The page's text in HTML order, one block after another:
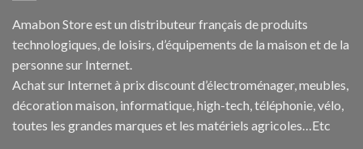
Amabon Store est un distributeur français de produits
technologiques, de loisirs, d’équipements de la maison et de la
personne sur Internet.
Achat sur Internet à prix discount d’électroménager, meubles,
décoration maison, informatique, high-tech , téléphonie, vélo,
toutes les grandes marques et les matériels agricoles…Etc